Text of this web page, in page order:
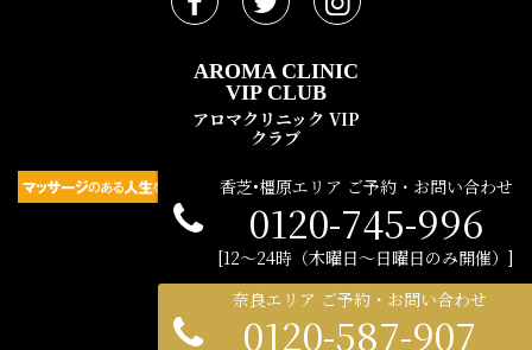
奈良エリア ご予約・お問い合わせ
0120-587-907
香芝•橿原エリア ご予約・お問い合わせ
0120-745-996
12〜24時（木曜日〜日曜日のみ開催）
AROMA CLINIC
VIP CLUB
アロマクリニック VIP
クラブ
民間広告支援機構 © 2021